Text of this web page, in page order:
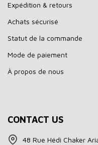
Expédition & retours
Achats sécurisé
Statut de la commande
Mode de paiement
À propos de nous
CONTACT US
48 Rue Hédi Chaker